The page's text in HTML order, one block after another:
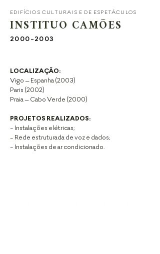
EDIFÍCIOS CULTURAIS E DE ESPETÁCULOS
INSTITUO CAMÕES
2000-2003
LOCALIZAÇÃO:
Vigo – Espanha (2003)
Paris (2002)
Praia – Cabo Verde (2000)
PROJETOS REALIZADOS:
- Instalações elétricas;
- Rede estruturada de voz e dados;
- Instalações de ar condicionado.